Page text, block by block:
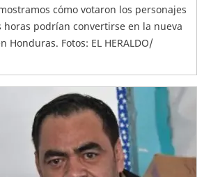
cómo votaron los personajes
horas podrían convertirse en la nueva
Honduras. Fotos: EL HERALDO/